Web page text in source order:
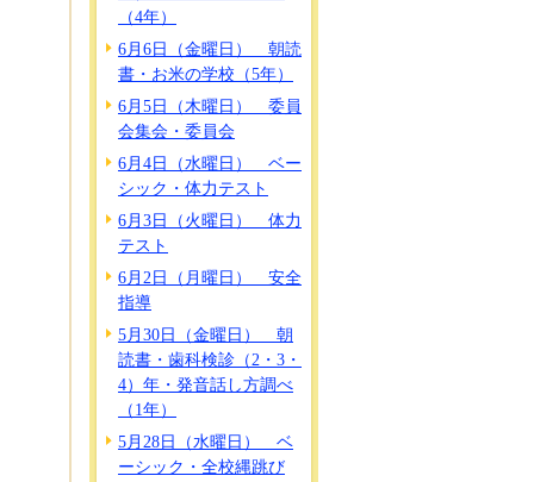
（4年）
6月6日（金曜日） 朝読
書・お米の学校（5年）
6月5日（木曜日） 委員
会集会・委員会
6月4日（水曜日） ベー
シック・体力テスト
6月3日（火曜日） 体力
テスト
6月2日（月曜日） 安全
指導
5月30日（金曜日） 朝
読書・歯科検診（2・3・
4）年・発音話し方調べ
（1年）
5月28日（水曜日） ベ
ーシック・全校縄跳び